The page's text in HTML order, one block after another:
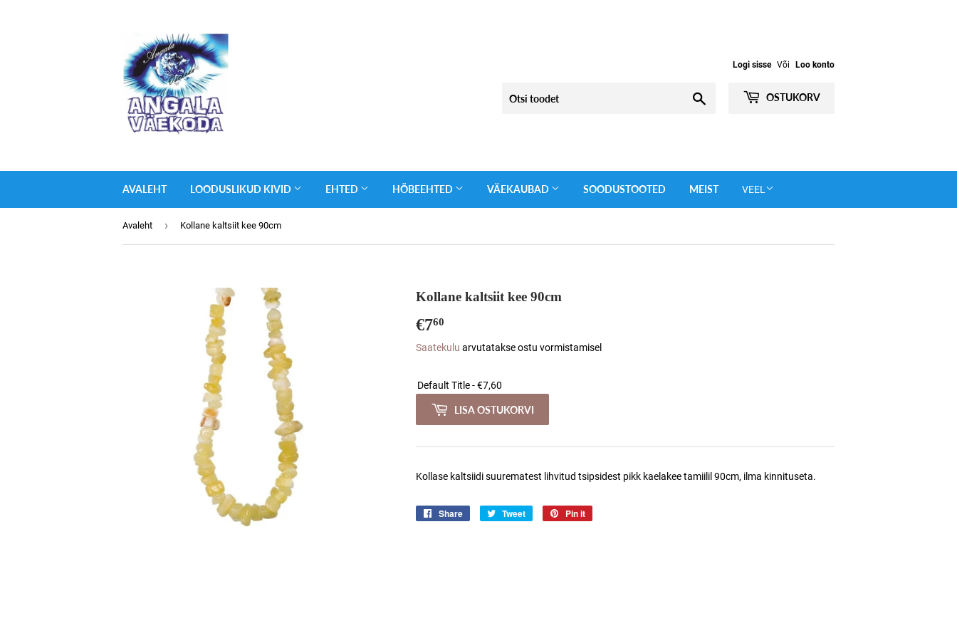
Logi sisse Või Loo konto
OSTUKORV
AVALEHT LOODUSLIKUD KIVID EHTED HÕBEEHTED VÄEKAUBAD SOODUSTOOTED MEIST VEEL
Avaleht › Kollane kaltsiit kee 90cm
Kollane kaltsiit kee 90cm
€760
Saatekulu arvutatakse ostu vormistamisel
LISA OSTUKORVI
Kollase kaltsiidi suurematest lihvitud tsipsidest pikk kaelakee tamiilil 90cm, ilma kinnituseta.
Share
Jaga
Tweet
Jaga
Pin it